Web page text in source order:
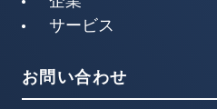
サービス
お問い合わせ